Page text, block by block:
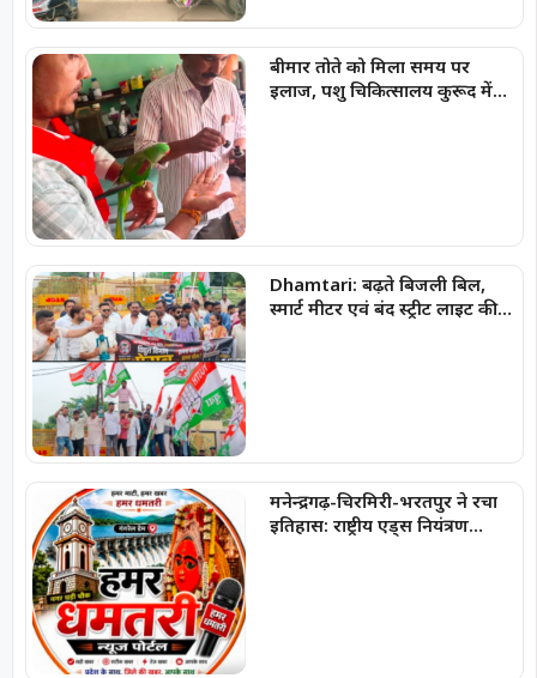
बीमार तोते को मिला समय पर
इलाज, पशु चिकित्सालय कुरूद में
Dhamtari: बढ़ते बिजली बिल,
स्मार्ट मीटर एवं बंद स्ट्रीट लाइट की
मनेन्द्रगढ़-चिरमिरी-भरतपुर ने रचा
इतिहास: राष्ट्रीय एड्स नियंत्रण